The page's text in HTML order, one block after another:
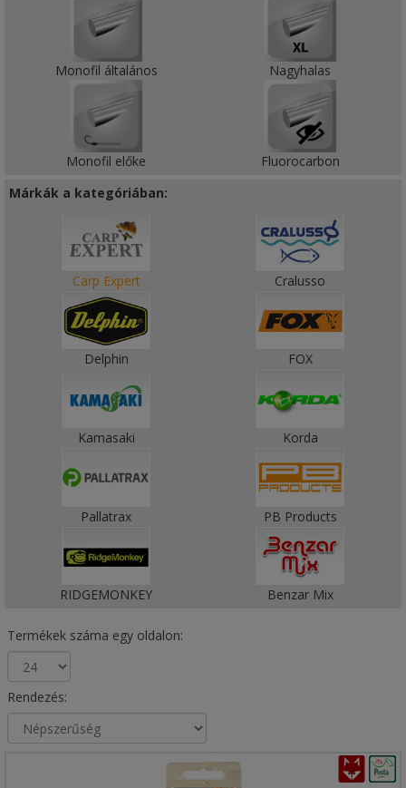
Monofil általános Nagyhalas
Monofil előke
Fluorocarbon
Márkák a kategóriában:
Carp Expert Cralusso
Delphin FOX
Kamasaki Korda
Pallatrax PB Products
RIDGEMONKEY Benzar Mix
Termékek száma egy oldalon:
Rendezés: